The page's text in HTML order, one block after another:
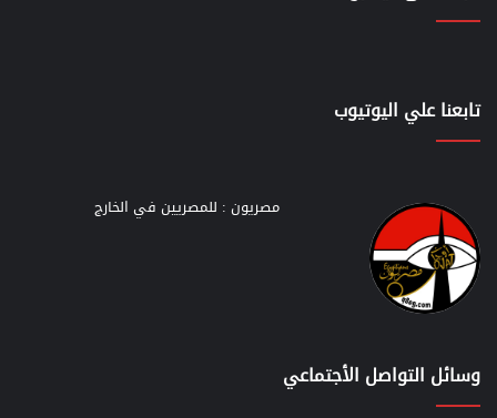
تابعنا علي اليوتيوب
مصريون : للمصريين في الخارج
وسائل التواصل الأجتماعي